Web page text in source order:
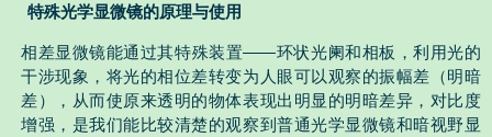
特殊光学显微镜的原理与使用
相差显微镜能通过其特殊装置——环状光阑和相板，利用光的
干涉现象，将光的相位差转变为人眼可以观察的振幅差（明暗
差），从而使原来透明的物体表现出明显的明暗差异，对比度
增强，是我们能比较清楚的观察到普通光学显微镜和暗视野显